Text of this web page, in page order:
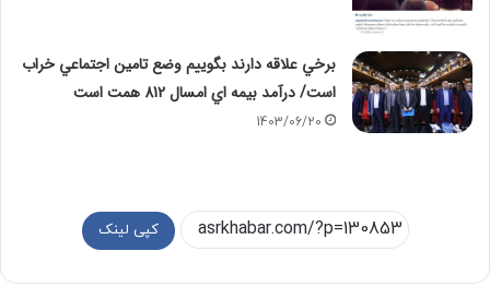
برخي علاقه دارند بگوييم وضع تامين اجتماعي خراب
است/ درآمد بيمه اي امسال 812 همت است
1403/06/20
کپی لینک